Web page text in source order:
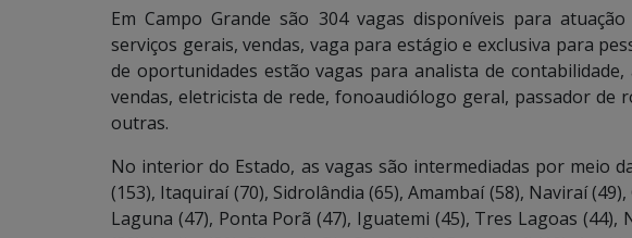
Em Campo Grande são 304 vagas disponíveis para
serviços gerais, vendas, vaga para estágio e exclusiva para
de oportunidades estão vagas para analista de
vendas, eletricista de rede, fonoaudiólogo geral, passador de
outras.
No interior do Estado, as vagas são intermediadas por meio
(153), Itaquiraí (70), Sidrolândia (65), Amambaí (58), Naviraí
Laguna (47), Ponta Porã (47), Iguatemi (45), Tres Lagoas (44),